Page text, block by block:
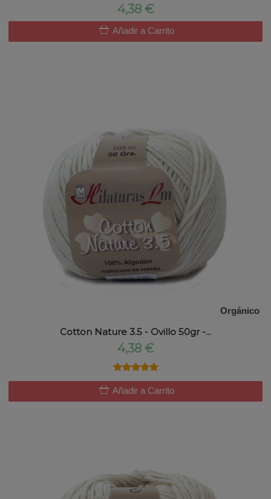
4,38 €
Añadir a Carrito
Orgánico
Cotton Nature 3.5 - Ovillo 50gr -...
4,38 €
★★★★★
★★★★★
Añadir a Carrito